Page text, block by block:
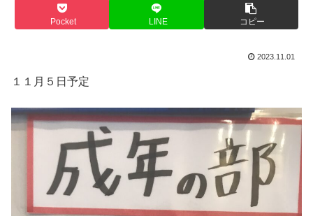
Pocket LINE コピー
2023.11.01
１１月５日予定